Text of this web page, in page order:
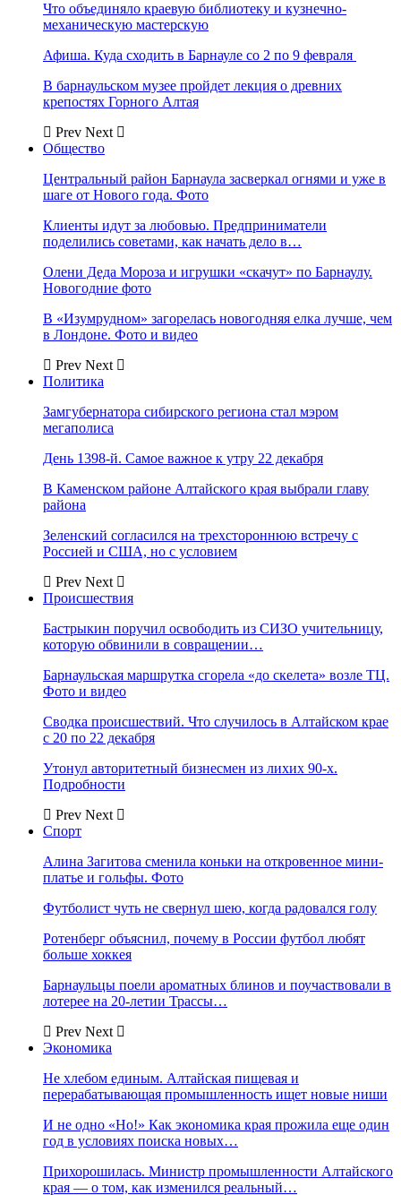
Что объединяло краевую библиотеку и кузнечно-
механическую мастерскую
Афиша. Куда сходить в Барнауле со 2 по 9 февраля
В барнаульском музее пройдет лекция о древних
крепостях Горного Алтая
Prev Next
Общество
Центральный район Барнаула засверкал огнями и уже в
шаге от Нового года. Фото
Клиенты идут за любовью. Предприниматели
поделились советами, как начать дело в…
Олени Деда Мороза и игрушки «скачут» по Барнаулу.
Новогодние фото
В «Изумрудном» загорелась новогодняя елка лучше, чем
в Лондоне. Фото и видео
Prev Next
Политика
Замгубернатора сибирского региона стал мэром
мегаполиса
День 1398-й. Самое важное к утру 22 декабря
В Каменском районе Алтайского края выбрали главу
района
Зеленский согласился на трехстороннюю встречу с
Россией и США, но с условием
Prev Next
Происшествия
Бастрыкин поручил освободить из СИЗО учительницу,
которую обвинили в совращении…
Барнаульская маршрутка сгорела «до скелета» возле ТЦ.
Фото и видео
Сводка происшествий. Что случилось в Алтайском крае
с 20 по 22 декабря
Утонул авторитетный бизнесмен из лихих 90-х.
Подробности
Prev Next
Спорт
Алина Загитова сменила коньки на откровенное мини-
платье и гольфы. Фото
Футболист чуть не свернул шею, когда радовался голу
Ротенберг объяснил, почему в России футбол любят
больше хоккея
Барнаульцы поели ароматных блинов и поучаствовали в
лотерее на 20-летии Трассы…
Prev Next
Экономика
Не хлебом единым. Алтайская пищевая и
перерабатывающая промышленность ищет новые ниши
И не одно «Но!» Как экономика края прожила еще один
год в условиях поиска новых…
Прихорошилась. Министр промышленности Алтайского
края — о том, как изменился реальный…